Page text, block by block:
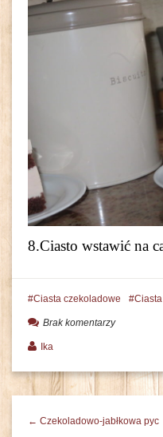
8.Ciasto wstawić na
Ciasta czekoladowe
Brak komentarzy
Ika
← Czekoladowo-jabłkowa pyc